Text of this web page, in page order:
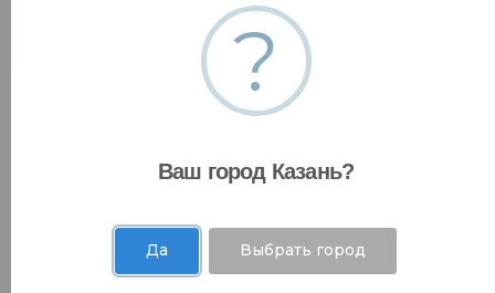
?
Ваш город Казань?
Да Выбрать город